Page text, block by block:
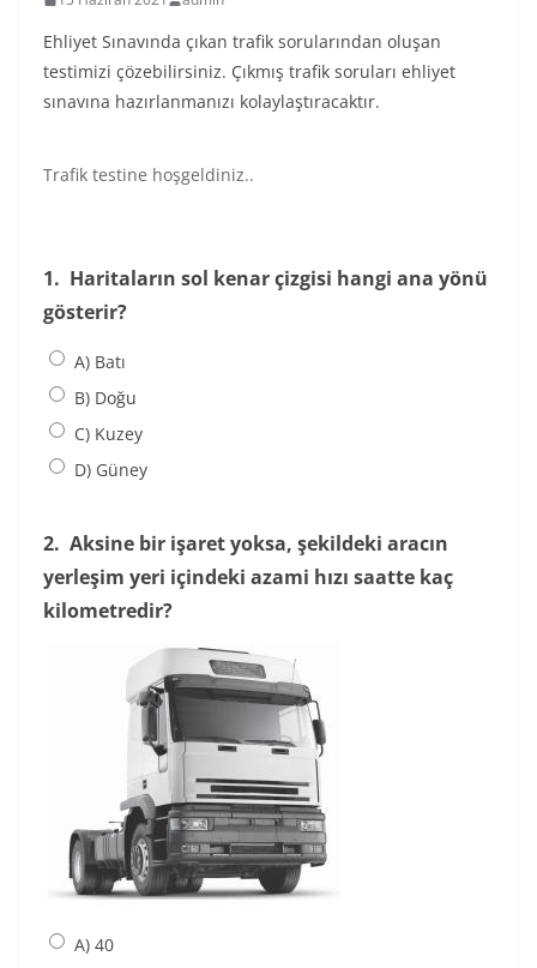
Ehliyet Sınavında çıkan trafik sorularından oluşan
testimizi çözebilirsiniz. Çıkmış trafik soruları ehliyet
sınavına hazırlanmanızı kolaylaştıracaktır.
Trafik testine hoşgeldiniz..
1. Haritaların sol kenar çizgisi hangi ana yönü
gösterir?
A) Batı
B) Doğu
C) Kuzey
D) Güney
2. Aksine bir işaret yoksa, şekildeki aracın
yerleşim yeri içindeki azami hızı saatte kaç
kilometredir?
A) 40